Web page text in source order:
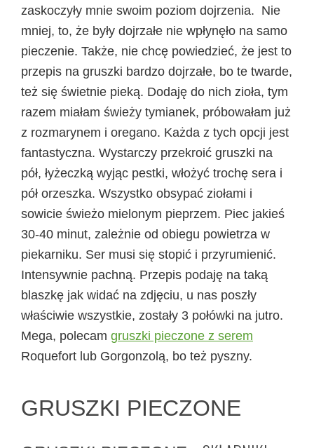
zaskoczyły mnie swoim poziom dojrzenia. Nie
mniej, to, że były dojrzałe nie wpłynęło na samo
pieczenie. Także, nie chcę powiedzieć, że jest to
przepis na gruszki bardzo dojrzałe, bo te twarde,
też się świetnie pieką. Dodaję do nich zioła, tym
razem miałam świeży tymianek, próbowałam już
z rozmarynem i oregano. Każda z tych opcji jest
fantastyczna. Wystarczy przekroić gruszki na
pół, łyżeczką wyjąc pestki, włożyć trochę sera i
pół orzeszka. Wszystko obsypać ziołami i
sowicie świeżo mielonym pieprzem. Piec jakieś
30-40 minut, zależnie od obiegu powietrza w
piekarniku. Ser musi się stopić i przyrumienić.
Intensywnie pachną. Przepis podaję na taką
blaszkę jak widać na zdjęciu, u nas poszły
właściwie wszystkie, zostały 3 połówki na jutro.
Mega, polecam gruszki pieczone z serem
Roquefort lub Gorgonzolą, bo też pyszny.
GRUSZKI PIECZONE